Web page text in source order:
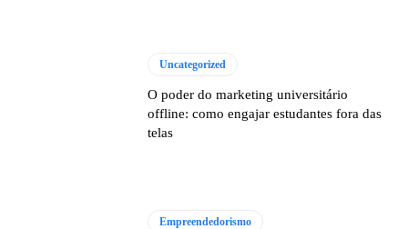
Uncategorized
O poder do marketing universitário
offline: como engajar estudantes fora das
telas
Empreendedorismo